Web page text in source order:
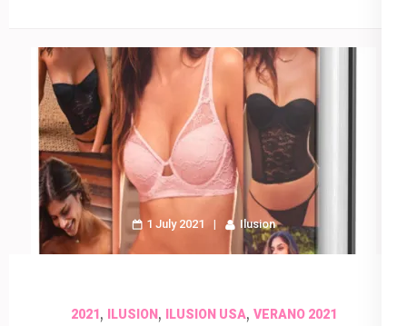
1 July 2021 Ilusion
2021, ILUSION, ILUSION USA, VERANO 2021